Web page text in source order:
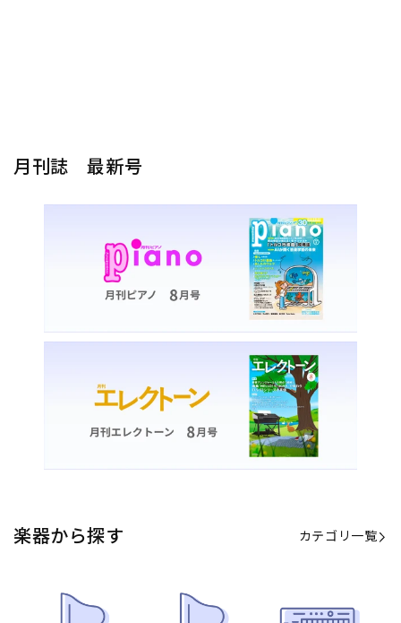
月刊誌 最新号
楽器から探す カテゴリ一覧